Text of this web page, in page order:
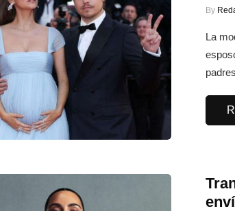
By
La